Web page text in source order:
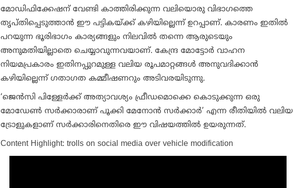
മോഡിഫിക്കേഷന് വേണ്ടി കാത്തിരിക്കുന്ന വലിയൊരു വിഭാഗത്തെ
തൃപ്തിപ്പെടുത്താന്‍ ഈ പട്ടികയ്ക്ക് കഴിയില്ലെന്ന് ഉറപ്പാണ്. കാരണം ഇതില്‍
പറയുന്ന ഭൂരിഭാഗം കാര്യങ്ങളും നിലവില്‍ തന്നെ ആരുടെയും
അനുമതിയില്ലാതെ ചെയ്യാവുന്നവയാണ്. കേന്ദ്ര മോട്ടോര്‍ വാഹന
നിയമപ്രകാരം ഇതിനപ്പുറമുള്ള വലിയ രൂപമാറ്റങ്ങള്‍ അനുവദിക്കാന്‍
കഴിയില്ലെന്ന് ഗതാഗത കമ്മീഷണറും അടിവരയിടുന്നു.
‘ജെന്‍സി പിള്ളേര്‍ക്ക് അത്യാവശ്യം ഫ്രീഡമൊക്കെ കൊടുക്കുന്ന ഒരു
മോഡേണ്‍ സര്‍ക്കാരാണ് പൂക്കി മേനോന്‍ സര്‍ക്കാര്‍’ എന്ന രീതിയില്‍ വലിയ
ട്രോളുകളാണ് സര്‍ക്കാരിനെതിരെ ഈ വിഷയത്തില്‍ ഉയരുന്നത്.
Content Highlight: trolls on social media over vehicle modification